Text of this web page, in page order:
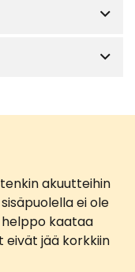
akuutteihin
ei ole
helppo kaataa
eivät jää korkkiin